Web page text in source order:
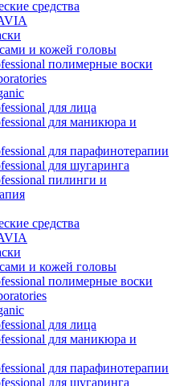
средства
и кожей головы
полимерные воски
для лица
для маникюра и
для парафинотерапии
для шугаринга
пилинги и
средства
и кожей головы
полимерные воски
для лица
для маникюра и
для парафинотерапии
для шугаринга